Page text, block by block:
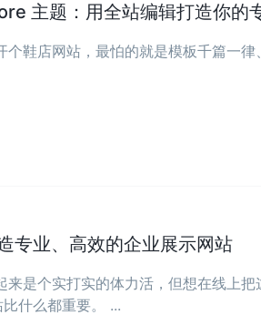
主题：用全站编辑打造你的
个鞋店网站，最怕的就是模板千篇一律
专业、高效的企业展示网站
是个实打实的体力活，但想在线上把
什么都重要。 ...